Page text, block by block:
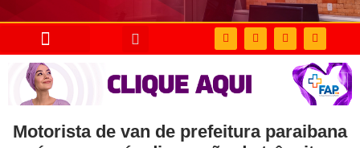
Motorista de van de prefeitura paraibana